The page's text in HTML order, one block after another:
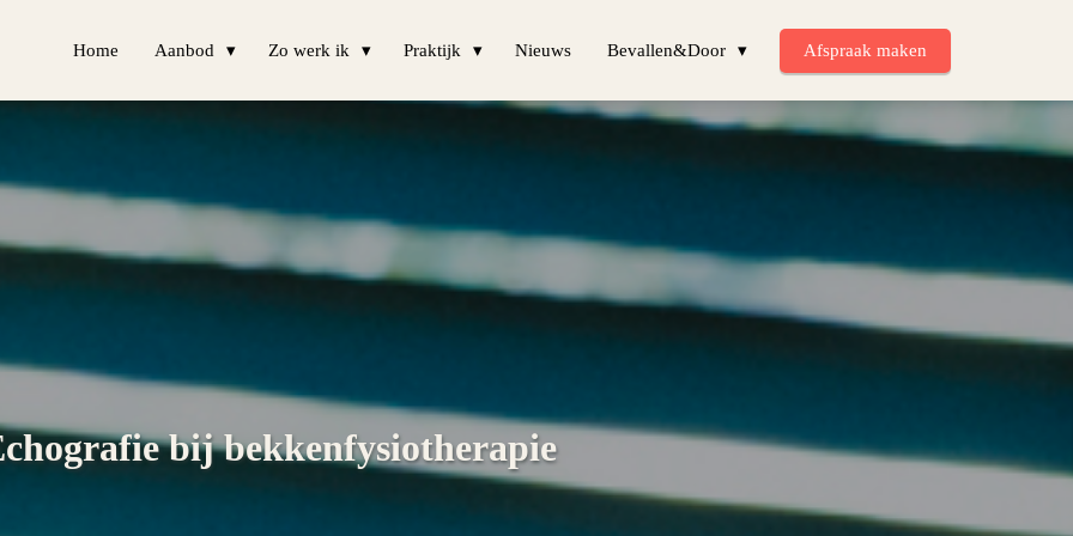
Home Aanbod Zo werk ik Praktijk Nieuws Bevallen&Door Afspraak maken
bij bekkenfysiotherapie